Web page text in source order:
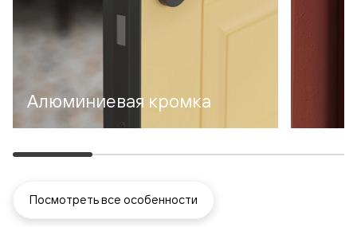
Алюминиевая кромка
Посмотреть все особенности